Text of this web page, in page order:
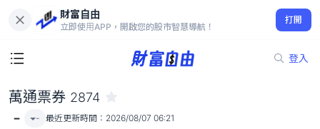
財富自由
立即使用APP，開啟您的股市智慧導航！
打開
登入
-
萬通票券 2874
- - 最近更新時間： 2026/08/07 06:21